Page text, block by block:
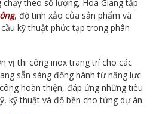
theo số lượng, Hoa Giang tập
, độ tinh xảo của sản phẩm và
kỹ thuật phức tạp trong phân
vị thi công inox trang trí cho các
sẵn sàng đồng hành từ năng lực
hoàn thiện, đáp ứng những tiêu
kỹ thuật và độ bền cho từng dự án.